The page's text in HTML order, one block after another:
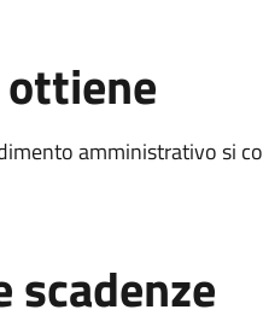
ottiene
amministrativo si
scadenze